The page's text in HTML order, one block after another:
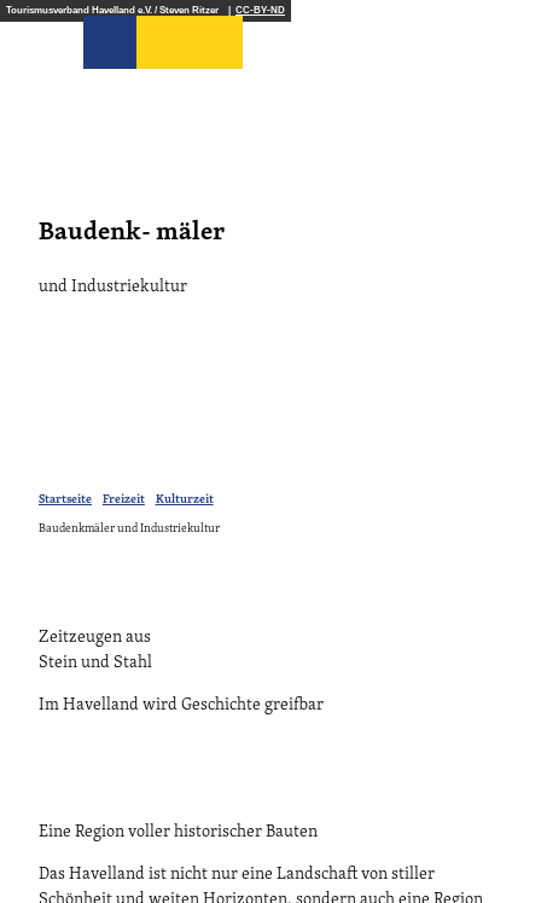
ZTourismusverband Havelland e.V. / Steven Ritzer | CC-BY-ND
Baudenk- mäler
und Industriekultur
Startseite Freizeit
Kulturzeit
Baudenkmäler und Industriekultur
Zeitzeugen aus
Stein und Stahl
Im Havelland wird Geschichte greifbar
Eine Region voller historischer Bauten
Das Havelland ist nicht nur eine Landschaft von stiller